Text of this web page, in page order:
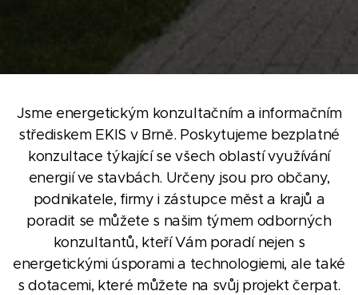
Jsme energetickým konzultačním a informačním
střediskem EKIS v Brně. Poskytujeme bezplatné
konzultace týkající se všech oblastí využívání
energií ve stavbách. Určeny jsou pro občany,
podnikatele, firmy i zástupce měst a krajů a
poradit se můžete s našim týmem odborných
konzultantů, kteří Vám poradí nejen s
energetickými úsporami a technologiemi, ale také
s dotacemi, které můžete na svůj projekt čerpat.